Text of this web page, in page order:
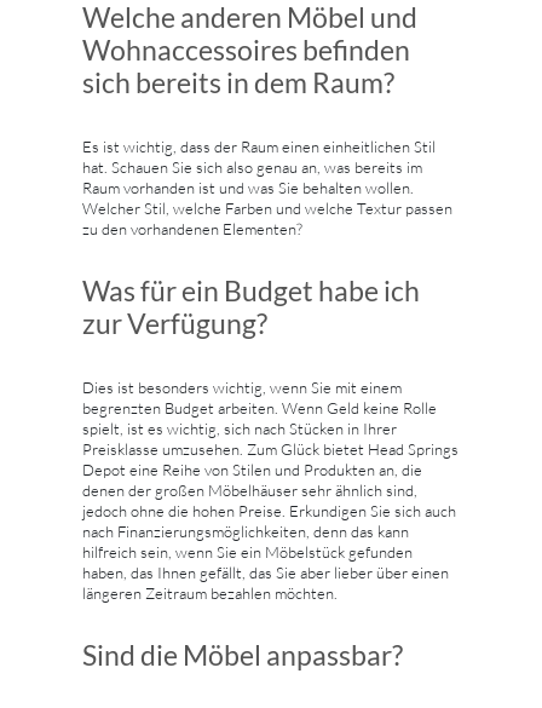
Welche anderen Möbel und
Wohnaccessoires befinden
sich bereits in dem Raum?
Es ist wichtig, dass der Raum einen einheitlichen Stil
hat. Schauen Sie sich also genau an, was bereits im
Raum vorhanden ist und was Sie behalten wollen.
Welcher Stil, welche Farben und welche Textur passen
zu den vorhandenen Elementen?
Was für ein Budget habe ich
zur Verfügung?
Dies ist besonders wichtig, wenn Sie mit einem
begrenzten Budget arbeiten. Wenn Geld keine Rolle
spielt, ist es wichtig, sich nach Stücken in Ihrer
Preisklasse umzusehen. Zum Glück bietet Head Springs
Depot eine Reihe von Stilen und Produkten an, die
denen der großen Möbelhäuser sehr ähnlich sind,
jedoch ohne die hohen Preise. Erkundigen Sie sich auch
nach Finanzierungsmöglichkeiten, denn das kann
hilfreich sein, wenn Sie ein Möbelstück gefunden
haben, das Ihnen gefällt, das Sie aber lieber über einen
längeren Zeitraum bezahlen möchten.
Sind die Möbel anpassbar?